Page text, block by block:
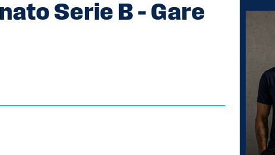
Serie B – Gare